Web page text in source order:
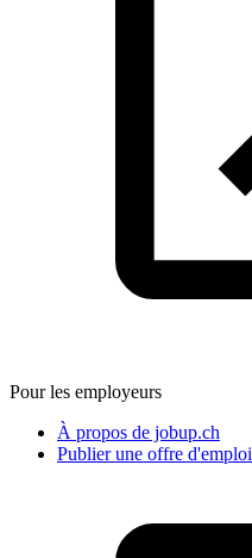
Pour les employeurs
À propos de jobup.ch
Publier une offre d'emploi